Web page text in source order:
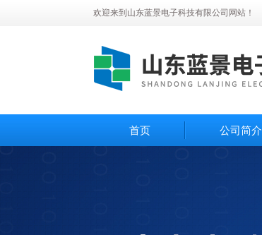
欢迎来到山东蓝景电子科技有限公司网站！
首页 公司简介